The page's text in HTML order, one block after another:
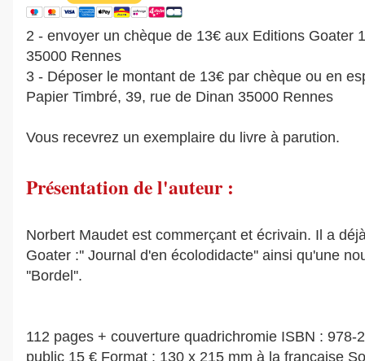
2 - envoyer un chèque de 13€ aux Editions Goater
35000 Rennes
3 - Déposer le montant de 13€ par chèque ou en
Papier Timbré, 39, rue de Dinan 35000 Rennes
Vous recevrez un exemplaire du livre à parution.
Présentation de l'auteur :
Norbert Maudet est commerçant et écrivain. Il a
Goater :'' Journal d'en écolodidacte'' ainsi qu'une
''Bordel''.
112 pages + couverture quadrichromie ISBN : 978-
public 15 € Format : 130 x 215 mm à la française